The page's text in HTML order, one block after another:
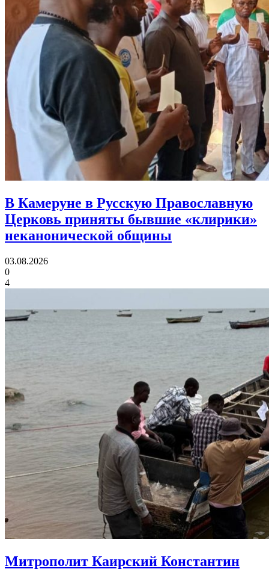
В Камеруне в Русскую Православную
Церковь приняты бывшие «клирики»
неканонической общины
03.08.2026
0
4
Митрополит Каирский Константин